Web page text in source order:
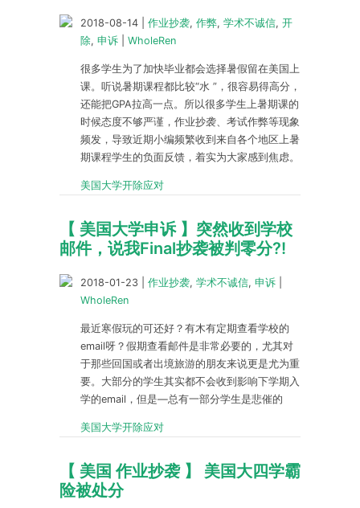
2018-08-14 作业抄袭, 作弊, 学术不诚信, 开
除, 申诉 WholeRen
很多学生为了加快毕业都会选择暑假留在美国上
课。听说暑期课程都比较“水 ”，很容易得高分，
还能把GPA拉高一点。所以很多学生上暑期课的
时候态度不够严谨，作业抄袭、考试作弊等现象
频发，导致近期小编频繁收到来自各个地区上暑
期课程学生的负面反馈，着实为大家感到焦虑。
美国大学开除应对
【 美国大学申诉 】突然收到学校
邮件，说我Final抄袭被判零分?!
2018-01-23 作业抄袭, 学术不诚信, 申诉
WholeRen
最近寒假玩的可还好？有木有定期查看学校的
email呀？假期查看邮件是非常必要的，尤其对
于那些回国或者出境旅游的朋友来说更是尤为重
要。大部分的学生其实都不会收到影响下学期入
学的email，但是—总有一部分学生是悲催的
美国大学开除应对
【 美国 作业抄袭 】 美国大四学霸
险被处分